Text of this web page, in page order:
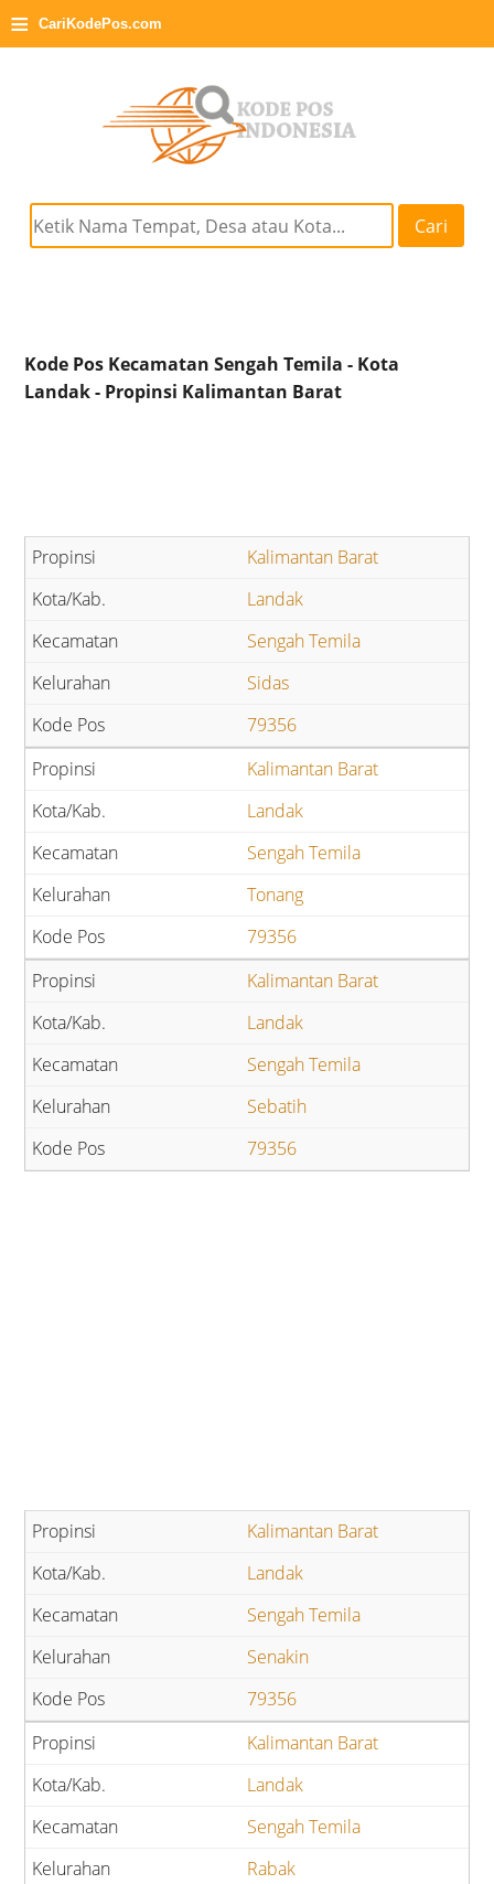
≡ CariKodePos.com
Cari
Kode Pos Kecamatan Sengah Temila - Kota
Landak - Propinsi Kalimantan Barat
Kalimantan Barat
Landak
Sengah Temila
Sidas
79356
Kalimantan Barat
Landak
Sengah Temila
Tonang
79356
Kalimantan Barat
Landak
Sengah Temila
Sebatih
79356
Kalimantan Barat
Landak
Sengah Temila
Senakin
79356
Kalimantan Barat
Landak
Sengah Temila
Rabak